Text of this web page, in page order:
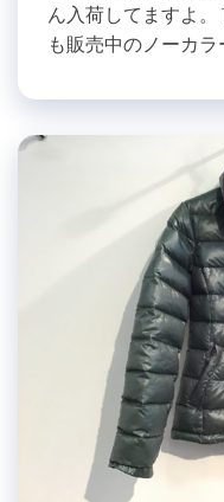
ん入荷してますよ
も販売中のノーカラ